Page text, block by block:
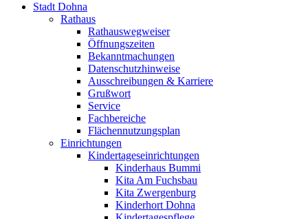
Stadt Dohna
Rathaus
Rathauswegweiser
Öffnungszeiten
Bekanntmachungen
Datenschutzhinweise
Ausschreibungen & Karriere
Grußwort
Service
Fachbereiche
Flächennutzungsplan
Einrichtungen
Kindertageseinrichtungen
Kinderhaus Bummi
Kita Am Fuchsbau
Kita Zwergenburg
Kinderhort Dohna